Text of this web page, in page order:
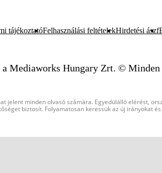
tájékoztatóFelhasználási feltételekHirdetési ászf
a Mediaworks Hungary Zrt. ©
jelent minden olvasó számára. Egyedülálló elérést,
biztosít. Folyamatosan keressük az új irányokat